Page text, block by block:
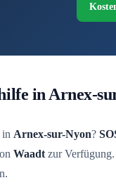
in Arnex-
in Arnex-sur-Nyon?
Waadtzur Verfügung.